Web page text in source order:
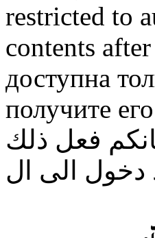
restricted to
contents
доступна
получите
فعل ذلك